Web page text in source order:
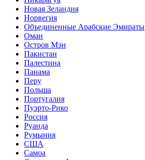
Новая Зеландия
Норвегия
Объединенные Арабские Эмираты
Оман
Остров Мэн
Пакистан
Палестина
Панама
Перу
Польша
Португалия
Пуэрто-Рико
Россия
Руанда
Румыния
США
Самоа